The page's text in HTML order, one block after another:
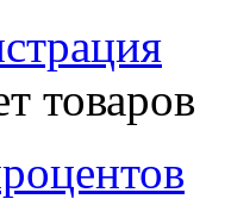
товаров